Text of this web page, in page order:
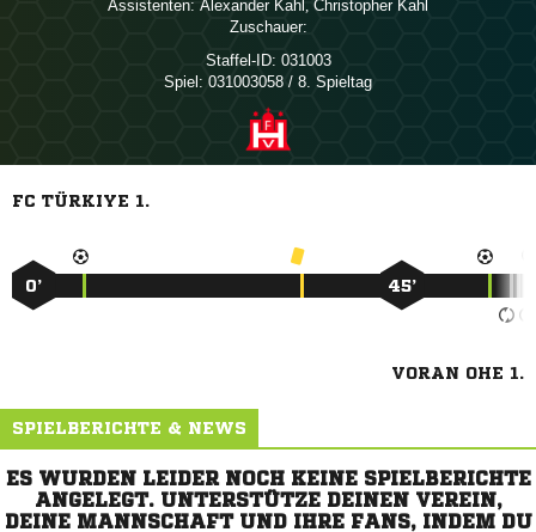
Assistenten:   ,  
Zuschauer:
Staffel-ID: 031003
Spiel: 031003058 / 8. Spieltag
FC TÜRKIYE 1.
0’ 45’
VORAN OHE 1.
SPIELBERICHTE & NEWS
ES WURDEN LEIDER NOCH KEINE SPIELBERICHTE
ANGELEGT. UNTERSTÜTZE DEINEN VEREIN,
DEINE MANNSCHAFT UND IHRE FANS, INDEM DU